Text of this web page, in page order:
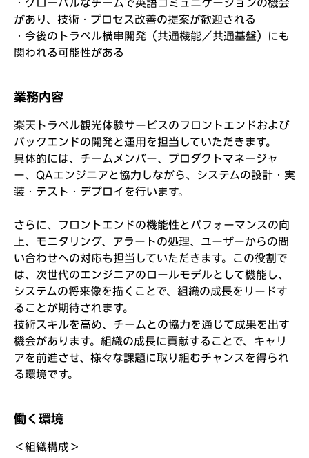
・グローバルなチームで英語コミュニケーションの機会
があり、技術・プロセス改善の提案が歓迎される
・今後のトラベル横串開発（共通機能／共通基盤）にも
関われる可能性がある
業務内容
楽天トラベル観光体験サービスのフロントエンドおよび
バックエンドの開発と運用を担当していただきます。
具体的には、チームメンバー、プロダクトマネージャ
ー、QAエンジニアと協力しながら、システムの設計・実
装・テスト・デプロイを行います。
さらに、フロントエンドの機能性とパフォーマンスの向
上、モニタリング、アラートの処理、ユーザーからの問
い合わせへの対応も担当していただきます。この役割で
は、次世代のエンジニアのロールモデルとして機能し、
システムの将来像を描くことで、組織の成長をリードす
ることが期待されます。
技術スキルを高め、チームとの協力を通じて成果を出す
機会があります。組織の成長に貢献することで、キャリ
アを前進させ、様々な課題に取り組むチャンスを得られ
る環境です。
働く環境
＜組織構成＞